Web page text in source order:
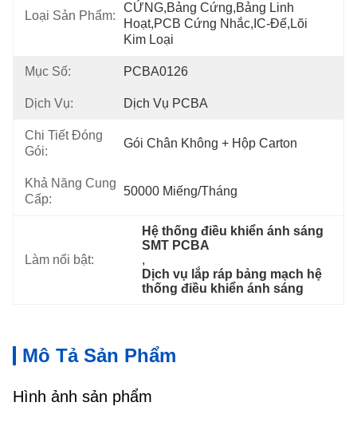
Loại Sản Phẩm:
CỨNG,Bảng Cứng,Bảng Linh
Hoạt,PCB Cứng Nhắc,IC-Đế,Lõi
Kim Loại
Mục Số: PCBA0126
Dịch Vụ: Dịch Vụ PCBA
Chi Tiết Đóng
Gói:
Gói Chân Không + Hộp Carton
Khả Năng Cung
Cấp:
50000 Miếng/tháng
Làm nổi bật:
Hệ thống điều khiển ánh sáng
SMT PCBA
,
Dịch vụ lắp ráp bảng mạch hệ
thống điều khiển ánh sáng
Mô Tả Sản Phẩm
Hình ảnh sản phẩm